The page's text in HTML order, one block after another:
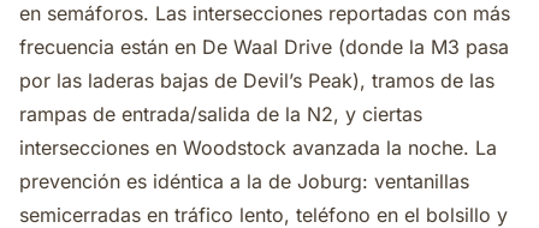
en semáforos. Las intersecciones reportadas con más
frecuencia están en De Waal Drive (donde la M3 pasa
por las laderas bajas de Devil’s Peak), tramos de las
rampas de entrada/salida de la N2, y ciertas
intersecciones en Woodstock avanzada la noche. La
prevención es idéntica a la de Joburg: ventanillas
semicerradas en tráfico lento, teléfono en el bolsillo y